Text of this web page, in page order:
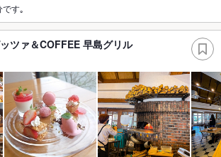
す｡
ツァ＆COFFEE 早島グリル